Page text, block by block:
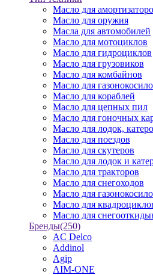
Масло для
Масло для оружия
Масла для автомобилей
Масло для мотоциклов
Масло для гидроциклов
Масло для грузовиков
Масло для комбайнов
Масло для
Масло для кораблей
Масло для цепных пил
Масло для гоночных
Масло для лодок,
Масло для поездов
Масло для скутеров
Масло для лодок и
Масло для тракторов
Масло для снегоходов
Масло для
Масло для
Масло для
Бренды(250)
AC Delco
Addinol
Agip
AIM-ONE